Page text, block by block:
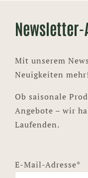
Mit unserem
Neuigkeiten mehr!
Ob saisonale
Angebote – wir
Laufenden.
E-Mail-Adresse*